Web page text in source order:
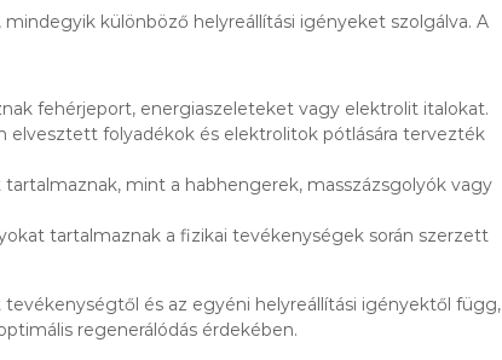
különböző helyreállítási igényeket szolgálva. A
fehérjeport, energiaszeleteket vagy elektrolit italokat.
elvesztett folyadékok és elektrolitok pótlására tervezték
tartalmaznak, mint a habhengerek, masszázsgolyók vagy
tartalmaznak a fizikai tevékenységek során szerzett
és az egyéni helyreállítási igényektől függ,
regenerálódás érdekében.